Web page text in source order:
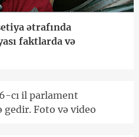
ətrafında
faktlarda və
cı il parlament
gedir. Foto və video